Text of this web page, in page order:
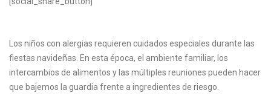
Los niños con alergias requieren cuidados especiales durante las
fiestas navideñas. En esta época, el ambiente familiar, los
intercambios de alimentos y las múltiples reuniones pueden hacer
que bajemos la guardia frente a ingredientes de riesgo.